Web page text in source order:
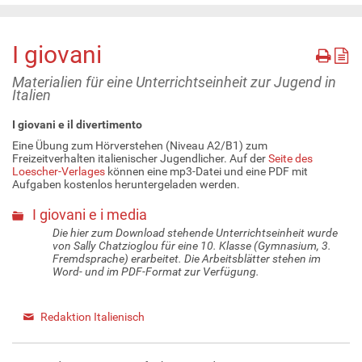
I giovani
Materialien für eine Unterrichtseinheit zur Jugend in
Italien
I giovani e il divertimento
Eine Übung zum Hörverstehen (Niveau A2/B1) zum
Freizeitverhalten italienischer Jugendlicher. Auf derSeite des
Loescher-Verlages können eine mp3-Datei und eine PDF mit
Aufgaben kostenlos heruntergeladen werden.
I giovani e i media
Die hier zum Download stehende Unterrichtseinheit wurde
von Sally Chatzioglou für eine 10. Klasse (Gymnasium, 3.
Fremdsprache) erarbeitet. Die Arbeitsblätter stehen im
Word- und im PDF-Format zur Verfügung.
Redaktion Italienisch